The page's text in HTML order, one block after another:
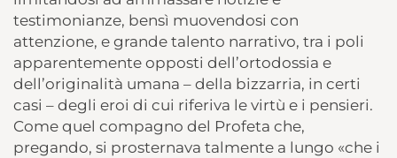
testimonianze, bensì muovendosi con
attenzione, e grande talento narrativo, tra i poli
apparentemente opposti dell’ortodossia e
dell’originalità umana – della bizzarria, in certi
casi – degli eroi di cui riferiva le virtù e i pensieri.
Come quel compagno del Profeta che,
pregando, si prosternava talmente a lungo «che i